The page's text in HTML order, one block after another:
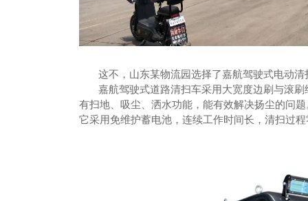
这不，山东某物流园选择了嘉航驾驶式电动清
嘉航驾驶式道路清扫车采用大宽度边刷与滚刷
有扫地、吸尘、洒水功能，能有效解决扬尘的问
它采用免维护蓄电池，连续工作时间长，清扫过